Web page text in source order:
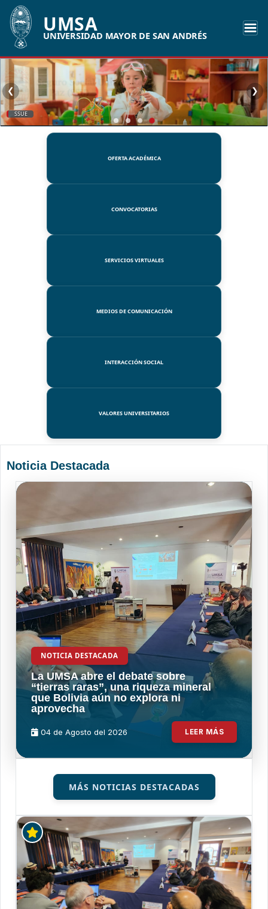
UMSA
UNIVERSIDAD MAYOR DE SAN ANDRÉS
SSUE
❮ ❯
OFERTA ACADÉMICA
CONVOCATORIAS
SERVICIOS VIRTUALES
MEDIOS DE COMUNICACIÓN
INTERACCIÓN SOCIAL
VALORES UNIVERSITARIOS
Noticia Destacada
NOTICIA DESTACADA
La UMSA abre el debate sobre
“tierras raras”, una riqueza mineral
que Bolivia aún no explora ni
aprovecha
04 de Agosto del 2026 LEER MÁS
MÁS NOTICIAS DESTACADAS